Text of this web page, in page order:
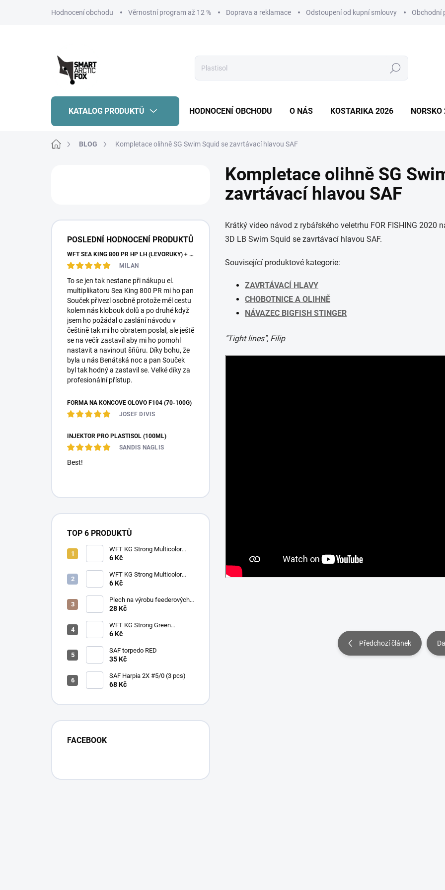
Hodnocení obchodu Věrnostní program až 12 % Doprava a reklamace Odstoupení od kupní smlouvy Obchodní
Hledat
KATALOG PRODUKTŮ HODNOCENÍ OBCHODU O NÁS KOSTARIKA 2026
Domů BLOG Kompletace olihně SG Swim Squid se zavrtávací hlavou SAF
a
POSLEDNÍ HODNOCENÍ PRODUKTŮ
WFT SEA KING 800 PR HP LH (LEVORUKÝ) + KABELY + PLETENKA
MILAN
To se jen tak nestane při nákupu el.
multiplikatoru Sea King 800 PR mi ho pan
Souček přivezl osobně protože měl cestu
kolem nás klobouk dolů a po druhé když
jsem ho požádal o zaslání návodu v
češtině tak mi ho obratem poslal, ale ještě
se na večír zastavíl aby mi ho pomohl
nastavit a navinout šňůru. Díky bohu, že
byla u nás Benátská noc a pan Souček
byl tak hodný a zastavil se. Velké díky za
profesionální přístup.
FORMA NA KONCOVÉ OLOVO F104 (70-100G)
JOSEF DIVIS
INJEKTOR PRO PLASTISOL (100ML)
SANDIS NAGLIS
Best!
TOP 6 PRODUKTŮ
WFT KG Strong Multicolor
0.22mm (32kg) metráž
6 Kč
WFT KG Strong Multicolor
0.25mm (39kg) metráž
6 Kč
Plech na výrobu feederových
krmítek
28 Kč
WFT KG Strong Green
0.25mm (39kg) metráž
6 Kč
SAF torpedo RED
35 Kč
SAF Harpia 2X #5/0 (3 pcs)
68 Kč
FACEBOOK
Kompletace olihně SG
zavrtávací hlavou SAF
Krátký video návod z rybářského veletrhu FOR FISHING 2020
3D LB Swim Squid se zavrtávací hlavou SAF.
Související produktové kategorie:
ZAVRTÁVACÍ HLAVY
CHOBOTNICE A OLIHNĚ
NÁVAZEC BIGFISH STINGER
"Tight lines", Filip
Předchozí článek